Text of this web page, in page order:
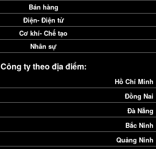
Bán hàng
Điện- Điện tử
Cơ khí- Chế tạo
Nhân sự
Công ty theo địa điểm:
Hồ Chí Minh
Đồng Nai
Đà Nẵng
Bắc Ninh
Quảng Ninh